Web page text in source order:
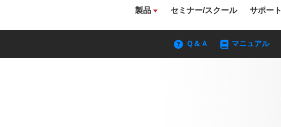
製品 セミナー/スクール サポート
Ｑ＆Ａ マニュアル